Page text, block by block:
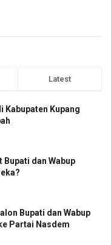
Latest
Kabupaten Kupang
dan Wabup
Bupati dan Wabup
Partai Nasdem